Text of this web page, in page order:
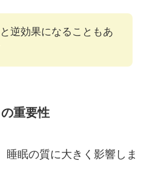
逆効果になることもあ
重要性
睡眠の質に大きく影響しま